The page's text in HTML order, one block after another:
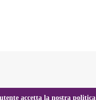
accetta la nostra